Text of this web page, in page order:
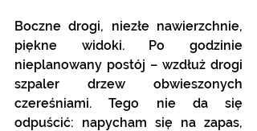
Boczne drogi, niezłe nawierzchnie,
piękne widoki. Po godzinie
nieplanowany postój – wzdłuż drogi
szpaler drzew obwieszonych
czereśniami. Tego nie da się
odpuścić: napycham się na zapas,